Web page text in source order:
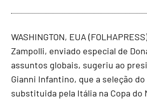
WASHINGTON, EUA
Zampolli, enviado especial de
assuntos globais, sugeriu ao
Gianni Infantino, que a seleção
substituida pela Itália na Copa do